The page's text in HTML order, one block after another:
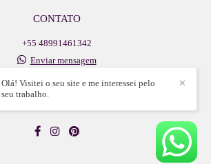
CONTATO
+55 48991461342
Enviar mensagem
Walter Vetterli, 609, sala - centro
Lauro Muller / SC
✕
Olá! Visitei o seu site e me interessei pelo
seu trabalho.